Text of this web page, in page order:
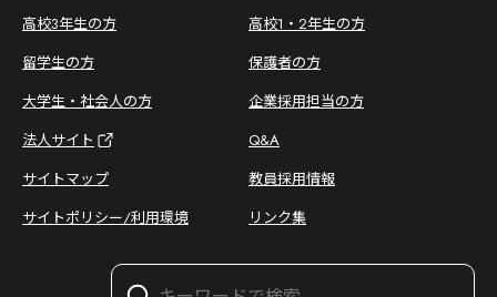
高校3年生の方
高校1・2年生の方
留学生の方
保護者の方
大学生・社会人の方
企業採用担当の方
法人サイト
Q&A
サイトマップ
教員採用情報
サイトポリシー/利用環境
リンク集